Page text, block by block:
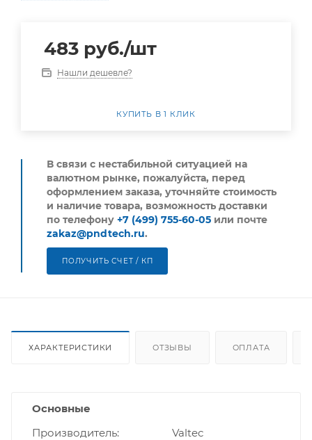
483 руб./шт
Нашли дешевле?
КУПИТЬ В 1 КЛИК
В связи с нестабильной ситуацией на
валютном рынке, пожалуйста, перед
оформлением заказа, уточняйте стоимость
и наличие товара, возможность доставки
по телефону +7 (499) 755-60-05 или почте
zakaz@pndtech.ru.
ПОЛУЧИТЬ СЧЕТ / КП
ХАРАКТЕРИСТИКИ ОТЗЫВЫ ОПЛАТА
Основные
Производитель
Valtec